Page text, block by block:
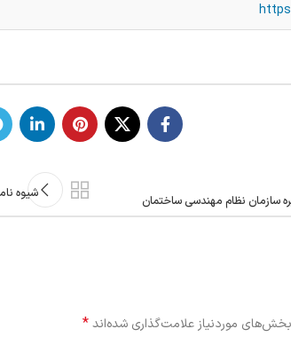
سازمان نظام مهندسی ساختمان
شیوه
بخش‌های موردنیاز علامت‌گذاری شده‌اند*